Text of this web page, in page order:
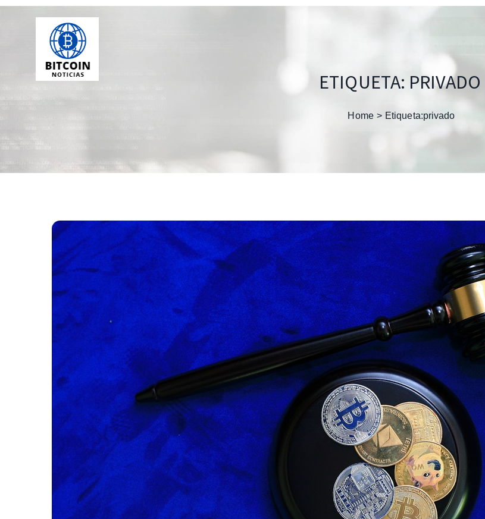
ETIQUETA: PRIVADO
Home Etiqueta:privado